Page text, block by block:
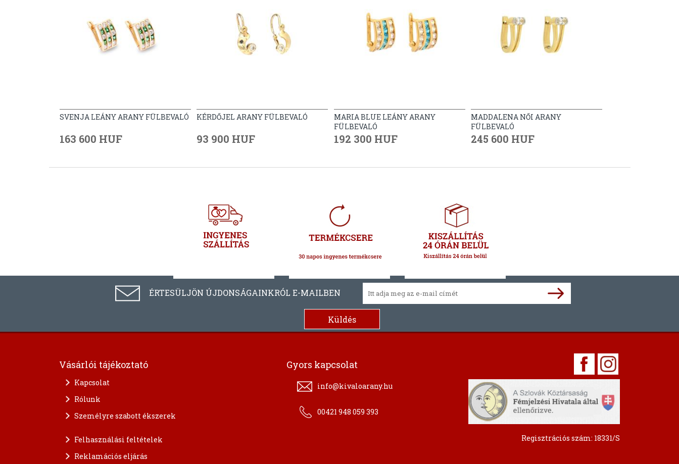
SVENJA LEÁNY ARANY FÜLBEVALÓ
163 600 HUF
KÉRDŐJEL ARANY FÜLBEVALÓ
93 900 HUF
MARIA BLUE LEÁNY ARANY
FÜLBEVALÓ
192 300 HUF
MADDALENA NŐI ARANY
FÜLBEVALÓ
245 600 HUF
ÉRTESÜLJÖN ÚJDONSÁGAINKRÓL E-MAILBEN
Vásárlói tájékoztató
Kapcsolat
Rólunk
Személyre szabott ékszerek
Felhasználási feltételek
Reklamációs eljárás
Gyors kapcsolat
info@kivaloarany.hu
00421 948 059 393
Regisztrációs szám: 18331/S